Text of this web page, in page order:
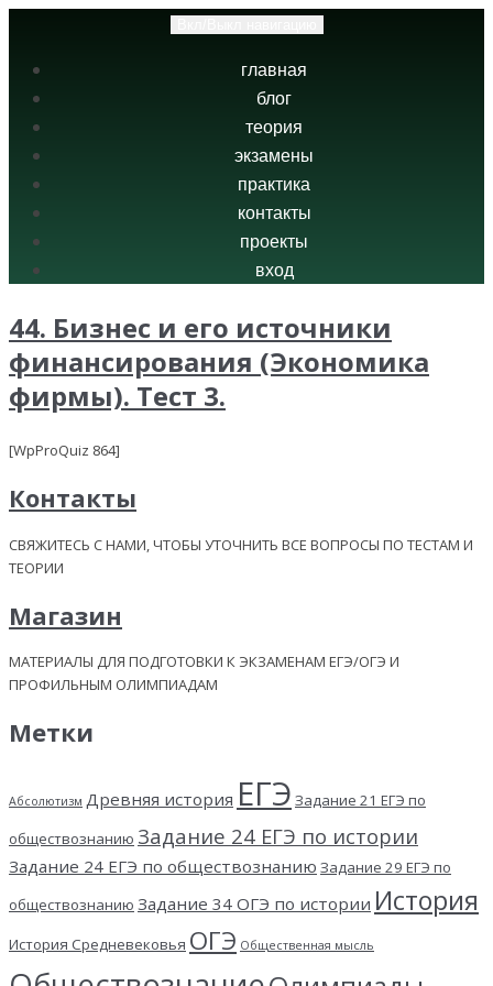
главная
блог
теория
экзамены
практика
контакты
проекты
вход
44. Бизнес и его источники
финансирования (Экономика
фирмы). Тест 3.
[WpProQuiz 864]
Контакты
СВЯЖИТЕСЬ С НАМИ, ЧТОБЫ УТОЧНИТЬ ВСЕ ВОПРОСЫ ПО ТЕСТАМ И
ТЕОРИИ
Магазин
МАТЕРИАЛЫ ДЛЯ ПОДГОТОВКИ К ЭКЗАМЕНАМ ЕГЭ/ОГЭ И
ПРОФИЛЬНЫМ ОЛИМПИАДАМ
Метки
Абсолютизм Древняя история ЕГЭ Задание 21 ЕГЭ по
обществознанию Задание 24 ЕГЭ по истории
Задание 24 ЕГЭ по обществознанию Задание 29 ЕГЭ по
обществознанию Задание 34 ОГЭ по истории История
История Средневековья ОГЭ Общественная мысль